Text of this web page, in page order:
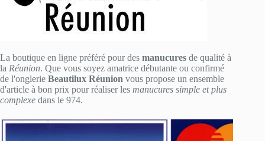
La boutique en ligne préféré pour des manucures de qualité à
la Réunion. Que vous soyez amatrice débutante ou confirmé
de l'onglerie Beautilux Réunion vous propose un ensemble
d'article à bon prix pour réaliser les manucures simple et plus
complexe dans le 974.